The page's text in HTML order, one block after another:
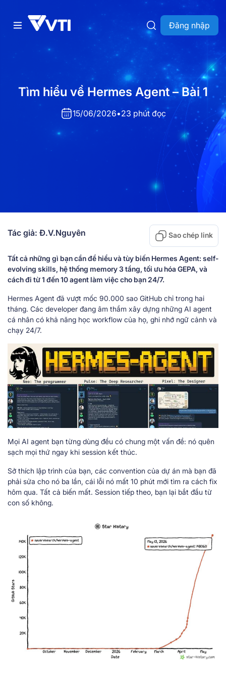
Đăng nhập
Tìm hiểu về Hermes Agent – Bài 1
15/06/2026•23 phút đọc
Tác giả: Đ.V.Nguyên Sao chép link
Tất cả những gì bạn cần để hiểu và tùy biến Hermes Agent: self-
evolving skills, hệ thống memory 3 tầng, tối ưu hóa GEPA, và
cách đi từ 1 đến 10 agent làm việc cho bạn 24/7.
Hermes Agent đã vượt mốc 90.000 sao GitHub chỉ trong hai
tháng. Các developer đang âm thầm xây dựng những AI agent
cá nhân có khả năng học workflow của họ, ghi nhớ ngữ cảnh và
chạy 24/7.
Mọi AI agent bạn từng dùng đều có chung một vấn đề: nó quên
sạch mọi thứ ngay khi session kết thúc.
Sở thích lập trình của bạn, các convention của dự án mà bạn đã
phải sửa cho nó ba lần, cái lỗi nó mất 10 phút mới tìm ra cách fix
hôm qua. Tất cả biến mất. Session tiếp theo, bạn lại bắt đầu từ
con số không.